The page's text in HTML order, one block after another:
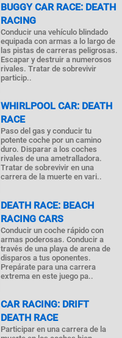
BUGGY CAR RACE: DEATH
RACING
Conducir una vehículo blindado
equipada con armas a lo largo de
las pistas de carreras peligrosas.
Escapar y destruir a numerosos
rivales. Tratar de sobrevivir
particip..
WHIRLPOOL CAR: DEATH
RACE
Paso del gas y conducir tu
potente coche por un camino
duro. Disparar a los coches
rivales de una ametralladora.
Tratar de sobrevivir en una
carrera de la muerte en vari..
DEATH RACE: BEACH
RACING CARS
Conducir un coche rápido con
armas poderosas. Conducir a
través de una playa de arena de
disparos a tus oponentes.
Prepárate para una carrera
extrema en este juego pa..
CAR RACING: DRIFT
DEATH RACE
Participar en una carrera de la